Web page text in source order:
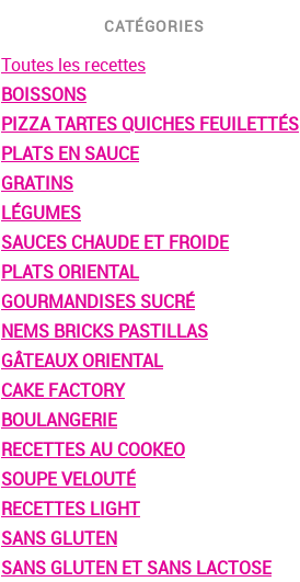
CATÉGORIES
Toutes les recettes
BOISSONS
PIZZA TARTES QUICHES FEUILETTÉS
PLATS EN SAUCE
GRATINS
LÉGUMES
SAUCES CHAUDE ET FROIDE
PLATS ORIENTAL
GOURMANDISES SUCRÉ
NEMS BRICKS PASTILLAS
GÂTEAUX ORIENTAL
CAKE FACTORY
BOULANGERIE
RECETTES AU COOKEO
SOUPE VELOUTÉ
RECETTES LIGHT
SANS GLUTEN
SANS GLUTEN ET SANS LACTOSE